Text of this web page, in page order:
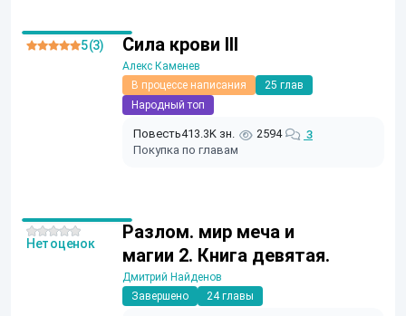
Сила крови III
Алекс Каменев
В процессе написания
25 глав
Народный топ
Повесть413.3K зн. 2594
3
Покупка по главам
5 (3)
Разлом. мир меча и
магии 2. Книга девятая.
Дмитрий Найденов
Завершено
24 главы
Нет оценок